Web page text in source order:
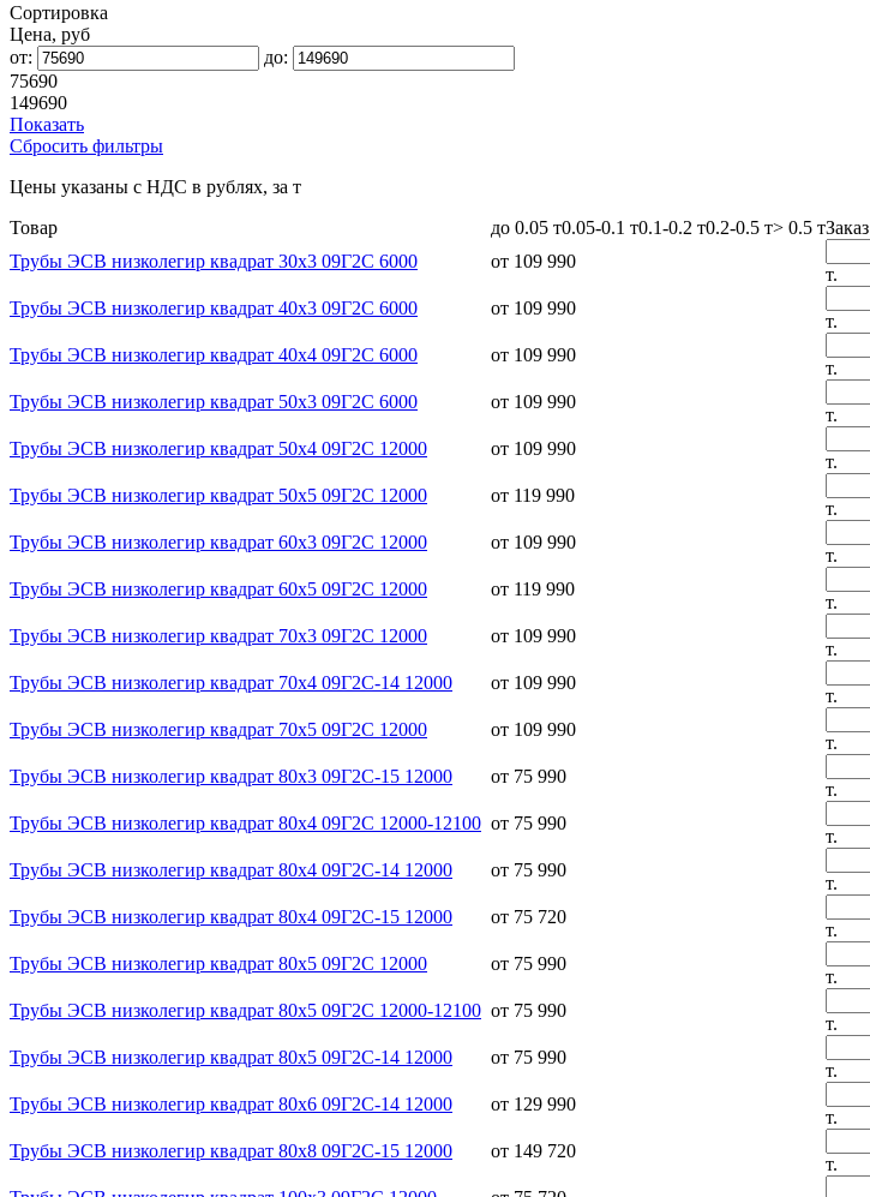
Сортировка
Цена, руб
от:
до:
75690
149690
Показать
Сбросить фильтры
Цены указаны с НДС в рублях, за т
Товар
до 0.05 т0.05-0.1 т0.1-0.2 т0.2-0.5 т> 0.5 тЗаказ
Трубы ЭСВ низколегир квадрат 30х3 09Г2С 6000
от 109 990
т.
Трубы ЭСВ низколегир квадрат 40х3 09Г2С 6000
от 109 990
т.
Трубы ЭСВ низколегир квадрат 40х4 09Г2С 6000
от 109 990
т.
Трубы ЭСВ низколегир квадрат 50х3 09Г2С 6000
от 109 990
т.
Трубы ЭСВ низколегир квадрат 50х4 09Г2С 12000
от 109 990
т.
Трубы ЭСВ низколегир квадрат 50х5 09Г2С 12000
от 119 990
т.
Трубы ЭСВ низколегир квадрат 60х3 09Г2С 12000
от 109 990
т.
Трубы ЭСВ низколегир квадрат 60х5 09Г2С 12000
от 119 990
т.
Трубы ЭСВ низколегир квадрат 70х3 09Г2С 12000
от 109 990
т.
Трубы ЭСВ низколегир квадрат 70х4 09Г2С-14 12000
от 109 990
т.
Трубы ЭСВ низколегир квадрат 70х5 09Г2С 12000
от 109 990
т.
Трубы ЭСВ низколегир квадрат 80х3 09Г2С-15 12000
от 75 990
т.
Трубы ЭСВ низколегир квадрат 80х4 09Г2С 12000-12100 от 75 990
т.
Трубы ЭСВ низколегир квадрат 80х4 09Г2С-14 12000
от 75 990
т.
Трубы ЭСВ низколегир квадрат 80х4 09Г2С-15 12000
от 75 720
т.
Трубы ЭСВ низколегир квадрат 80х5 09Г2С 12000
от 75 990
т.
Трубы ЭСВ низколегир квадрат 80х5 09Г2С 12000-12100 от 75 990
т.
Трубы ЭСВ низколегир квадрат 80х5 09Г2С-14 12000
от 75 990
т.
Трубы ЭСВ низколегир квадрат 80х6 09Г2С-14 12000
от 129 990
т.
Трубы ЭСВ низколегир квадрат 80х8 09Г2С-15 12000
от 149 720
т.